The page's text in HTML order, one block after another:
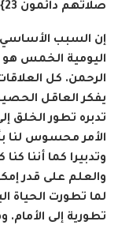
صلاتهم دائمون 23}.
إن السبب الأساسي
اليومية الخمس
الرحمن. كل
يفكر العاقل
تدبره تطور الخلق
الأمر محسوس لنا
وتدبيرا كما أننا
والعلم على قدر
لما تطورت الحياة
تطورية إلى